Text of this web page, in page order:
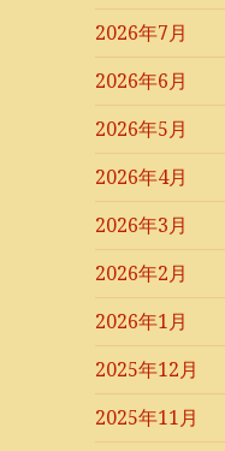
2026年7月
2026年6月
2026年5月
2026年4月
2026年3月
2026年2月
2026年1月
2025年12月
2025年11月